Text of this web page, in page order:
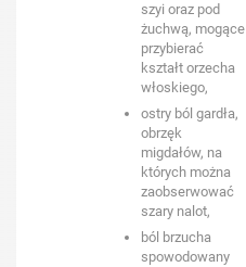
szyi oraz pod
żuchwą, mogące
przybierać
kształt orzecha
włoskiego,
ostry ból gardła,
obrzęk
migdałów, na
których można
zaobserwować
szary nalot,
ból brzucha
spowodowany